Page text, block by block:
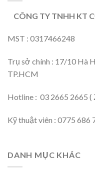
CÔNG TY TNHH KT
MST : 0317466248
Trụ sở chính : 17/10 Hà
TP.HCM
Hotline : 03 2665 2665 (
Kỹ thuật viên : 0775 686
DANH MỤC KHÁC